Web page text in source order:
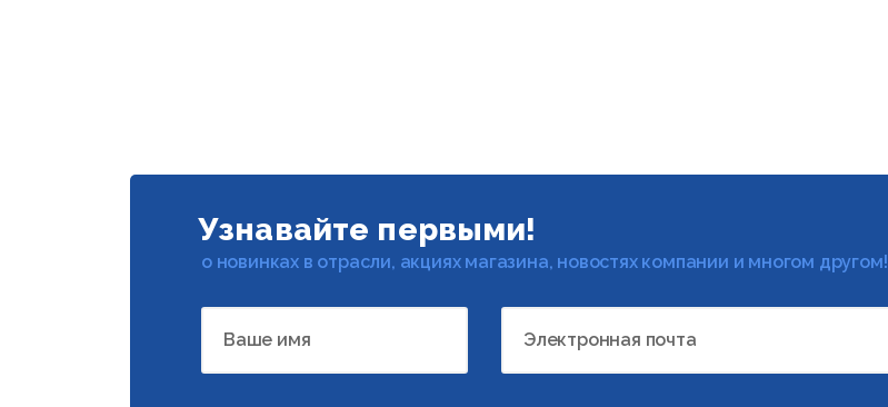
Узнавайте первыми!
о новинках в отрасли, акциях магазина, новостях компании и многом другом!
Ваше имя Электронная почта